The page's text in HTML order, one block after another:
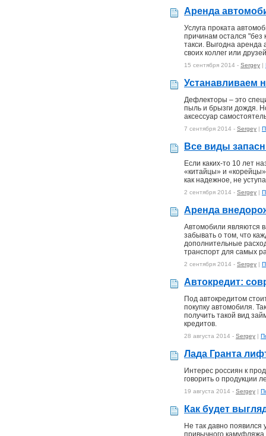
Аренда
Услуга проката
причинам остался "без
такси. Выгодна аренда
своих коллег или
15 сентября 2014 - Sergey |
Устанавливаем
Дефлекторы – это
пыль и брызги дождя.
аксессуар
7 сентября 2014 - Sergey |
Все виды
Если каких-то 10 лет
«китайцы» и
как надежное, не
2 сентября 2014 - Sergey |
Аренда
Автомобили являются
забывать о том, что
дополнительные
транспорт для самых
2 сентября 2014 - Sergey |
Автокредит:
Под автокредитом
покупку автомобиля.
получить такой вид
кредитов.
28 августа 2014 - Sergey |
Лада Гранта
Интерес россиян к
говорить о продукции
19 августа 2014 - Sergey |
Как будет
Не так давно появился
привычного камуфляжа.